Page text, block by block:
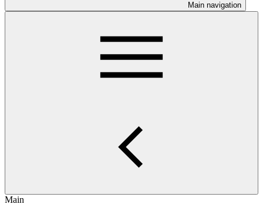
Main navigation
Main